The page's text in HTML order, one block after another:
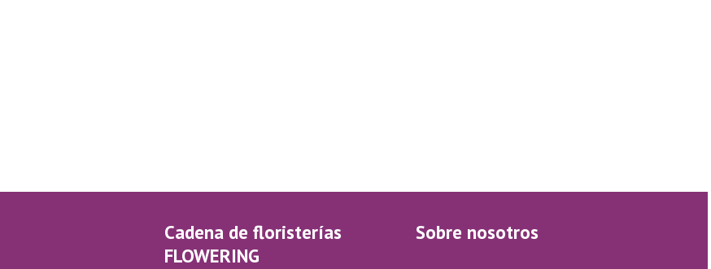
Cadena de floristerías
FLOWERING
Sobre nosotros